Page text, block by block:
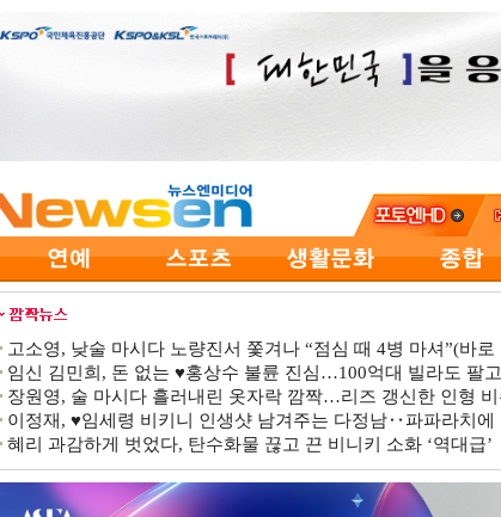
고소영, 낮술 마시다 노량진서 쫓겨나 “점심 때 4병 마셔”(바로
임신 김민희, 돈 없는 ♥홍상수 불륜 진심…100억대 빌라도 팔
장원영, 술 마시다 흘러내린 옷자락 깜짝…리즈 갱신한 인형 비
이정재, ♥임세령 비키니 인생샷 남겨주는 다정남‥파파라치에
혜리 과감하게 벗었다, 탄수화물 끊고 끈 비니키 소화 ‘역대급’